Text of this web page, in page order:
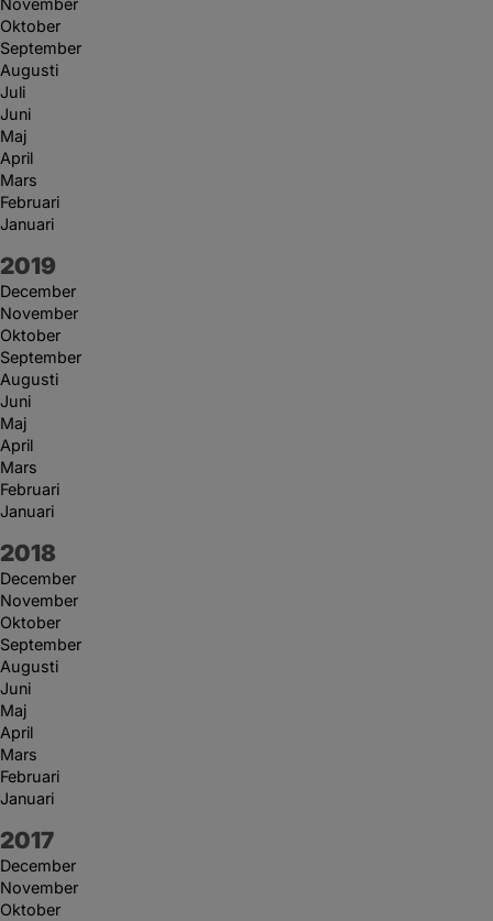
November
Oktober
September
Augusti
Juli
Juni
Maj
April
Mars
Februari
Januari
År:
2019
December
November
Oktober
September
Augusti
Juni
Maj
April
Mars
Februari
Januari
År:
2018
December
November
Oktober
September
Augusti
Juni
Maj
April
Mars
Februari
Januari
År:
2017
December
November
Oktober